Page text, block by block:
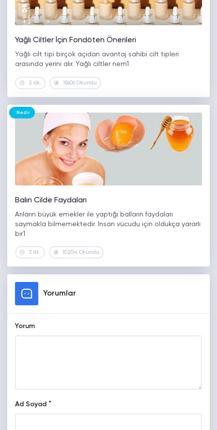
Yağlı Ciltler İçin Fondöten Önerileri
Yağlı cilt tipi birçok açıdan avantaj sahibi cilt tipleri
arasında yerini alır. Yağlı ciltler nem1
2 dk. 15606 Okundu
Nedir
Balın Cilde Faydaları
Arıların büyük emekler ile yaptığı balların faydaları
saymakla bilmemektedir. İnsan vücudu için oldukça yararlı
bir1
3 dk. 10204 Okundu
Yorumlar
Yorum
Ad Soyad *